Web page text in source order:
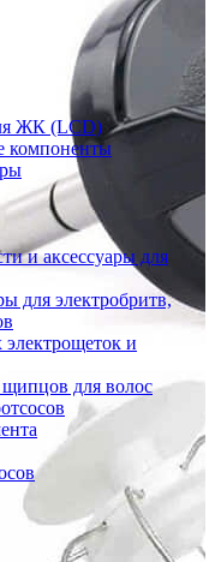
ЖК (LCD)
компоненты
и аксессуары для
для электробритв,
электрощеток и
для волос